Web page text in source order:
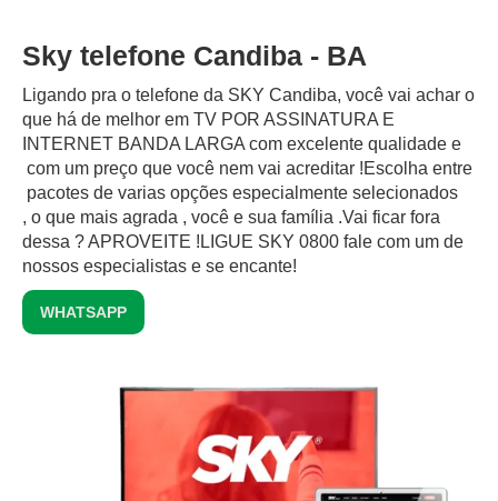
Sky telefone Candiba - BA
Ligando pra o telefone da SKY Candiba, você vai achar o
que há de melhor em TV POR ASSINATURA E
INTERNET BANDA LARGA com excelente qualidade e
com um preço que você nem vai acreditar !Escolha entre
pacotes de varias opções especialmente selecionados
, o que mais agrada , você e sua família .Vai ficar fora
dessa ? APROVEITE !LIGUE SKY 0800 fale com um de
nossos especialistas e se encante!
WHATSAPP